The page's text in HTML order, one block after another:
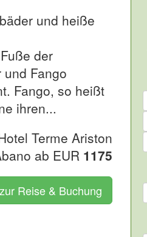
und heiße
der
Fango
Fango, so heißt
ihren...
Terme Ariston
ab EUR 1175
zur Reise & Buchung